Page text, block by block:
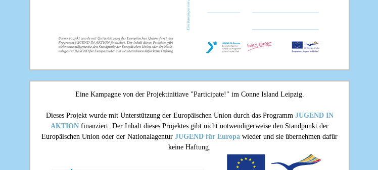
Eine Kampagne von der Projektinitiave "Participate!" im Conne Island Leipzig.
Dieses Projekt wurde mit Unterstützung der Europäischen Union durch das Programm JUGEND IN
AKTION finanziert. Der Inhalt dieses Projektes gibt nicht notwendigerweise den Standpunkt der
Europäischen Union oder der Nationalagentur JUGEND für Europa wieder und sie übernehmen dafür
keine Haftung.